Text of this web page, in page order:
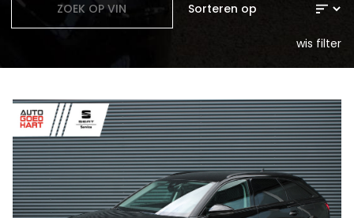
wis filter